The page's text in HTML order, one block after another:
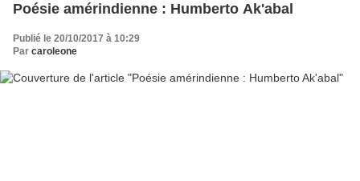
Poésie amérindienne : Humberto Ak'abal
Publié le 20/10/2017 à 10:29
Par caroleone